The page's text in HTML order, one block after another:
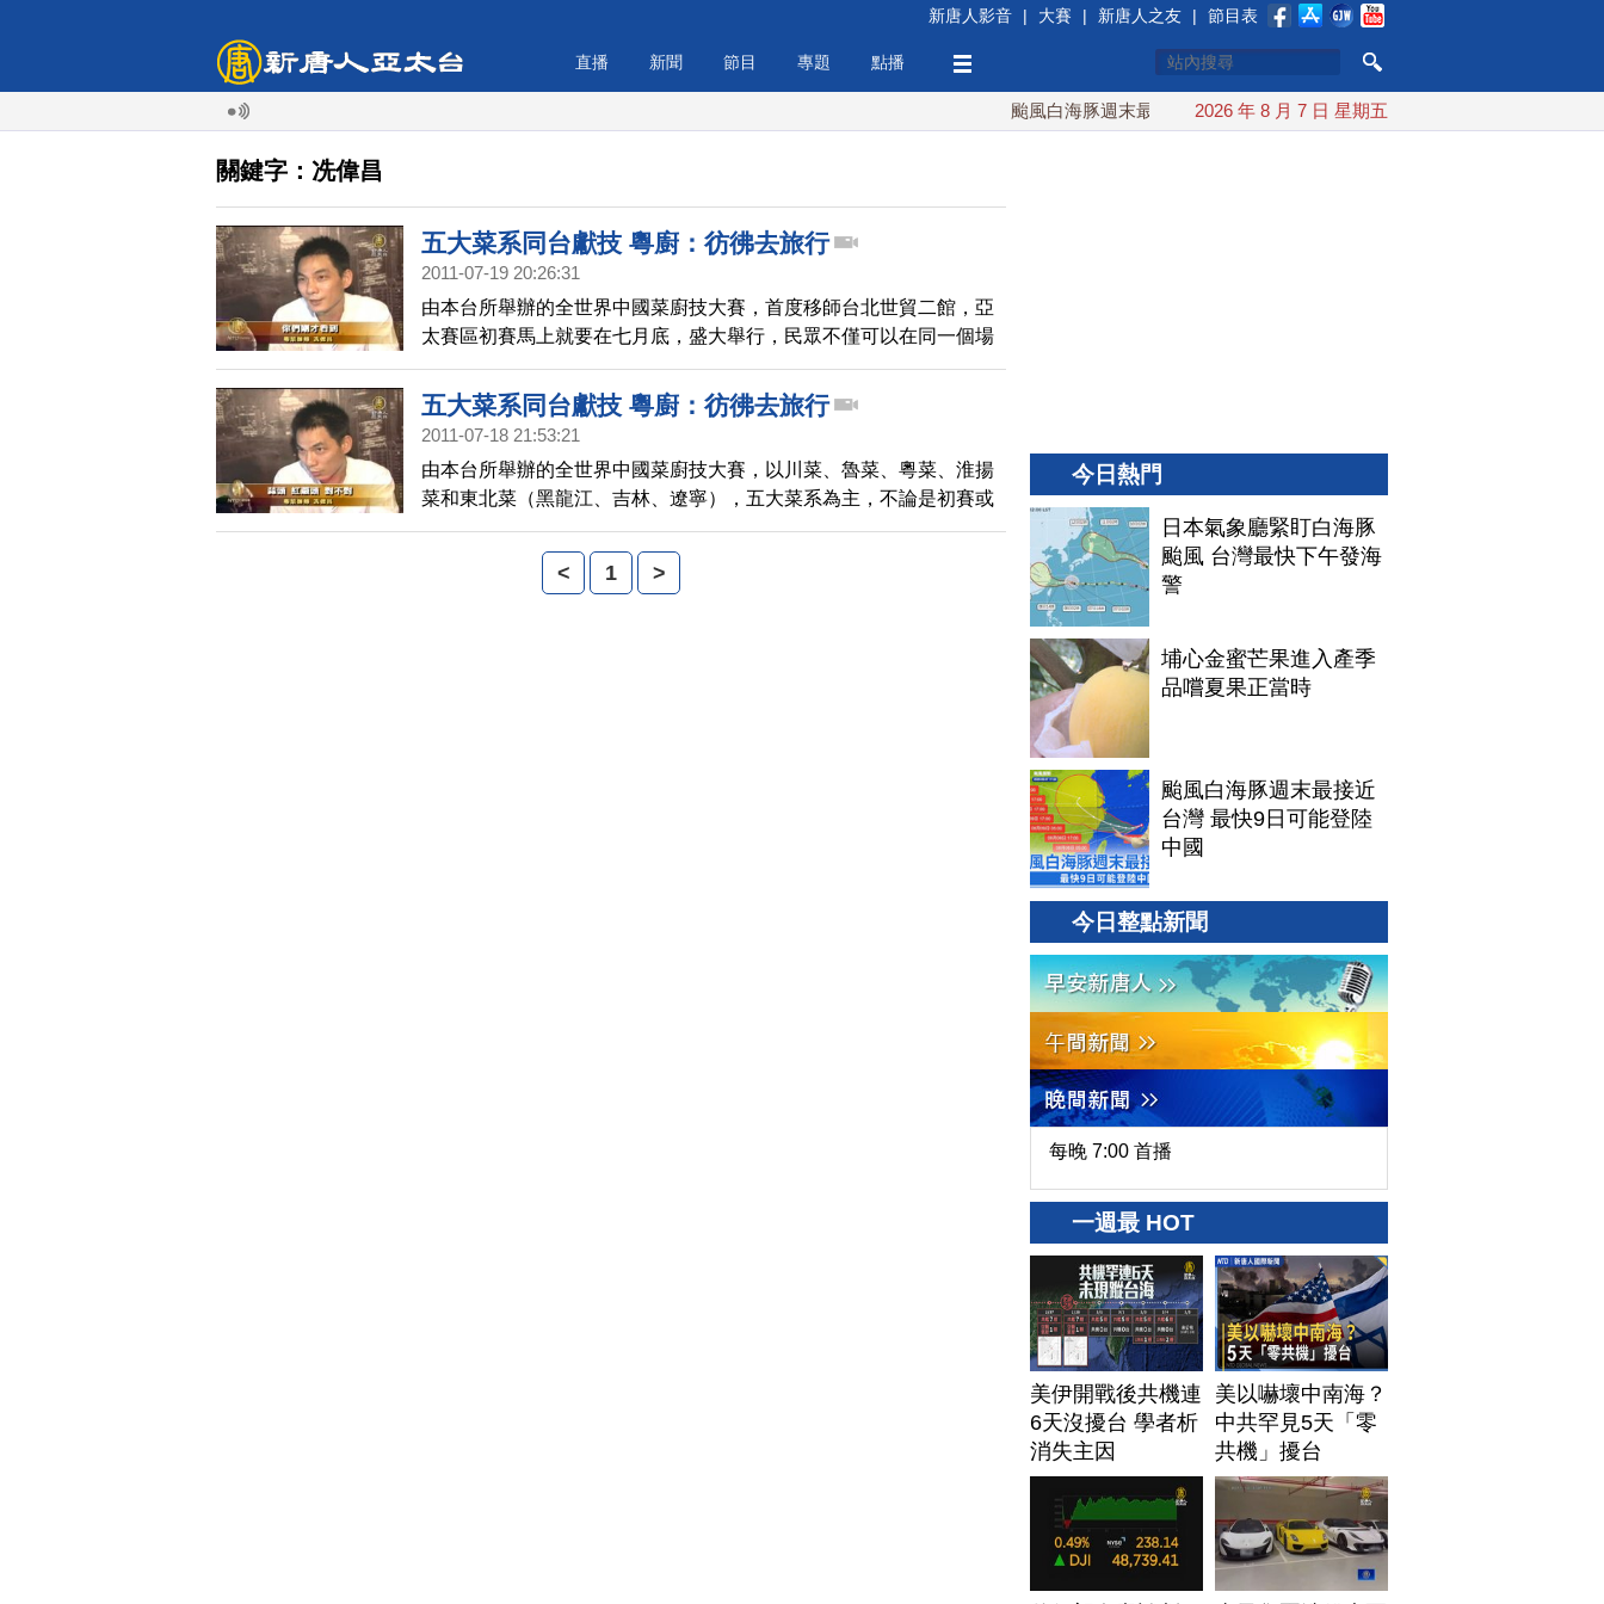
新唐人影音 | 大賽 | 新唐人之友 | 節目表
直播 新聞 節目 專題 點播
颱風白海豚週末最接近台灣 最快9日可能登陸中國
2026 年 8 月 7 日 星期五
關鍵字：冼偉昌
五大菜系同台獻技 粵廚：彷彿去旅行
2011-07-19 20:26:31
由本台所舉辦的全世界中國菜廚技大賽，首度移師台北世貿二館，亞
太賽區初賽馬上就要在七月底，盛大舉行，民眾不僅可以在同一個場
地，觀看五大菜系廚師們的精湛廚技，會場旁也將同時舉辦國際美食
大賞，讓來台工作20多年的香港師傅冼偉昌說，這樣的比賽形式，讓
參與者彷彿去了一趟旅行。
五大菜系同台獻技 粵廚：彷彿去旅行
2011-07-18 21:53:21
由本台所舉辦的全世界中國菜廚技大賽，以川菜、魯菜、粵菜、淮揚
菜和東北菜（黑龍江、吉林、遼寧），五大菜系為主，不論是初賽或
是總決賽，都在一個會場舉行，並可以同時觀看各菜系的烹飪過程，
讓粵菜廚師冼偉昌表示，彷彿去了一趟旅行。（要改主播）
< 1 >
今日熱門
日本氣象廳緊盯白海豚
颱風 台灣最快下午發海
警
埔心金蜜芒果進入產季
品嚐夏果正當時
颱風白海豚週末最接近
台灣 最快9日可能登陸
中國
今日整點新聞
每晚 7:00 首播
一週最 HOT
美伊開戰後共機連
6天沒擾台 學者析
消失主因
美以嚇壞中南海？
中共罕見5天「零
共機」擾台